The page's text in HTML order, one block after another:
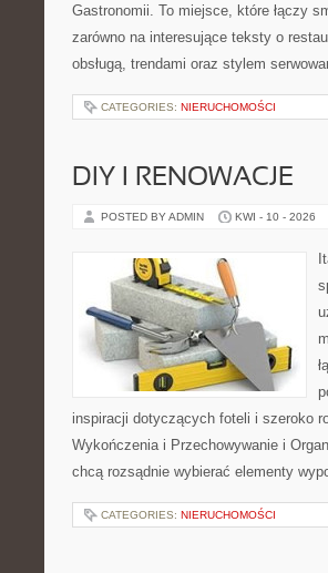
Gastronomii. To miejsce, które łączy
zarówno na interesujące teksty o
obsługą, trendami oraz stylem
CATEGORIES: NIERUCHOMOŚCI
DIY I RENOWACJE
POSTED BY ADMIN KWI - 10 - 2026
inspiracji dotyczących foteli i szeroko
Wykończenia i Przechowywanie i
chcą rozsądnie wybierać elementy
CATEGORIES: NIERUCHOMOŚCI